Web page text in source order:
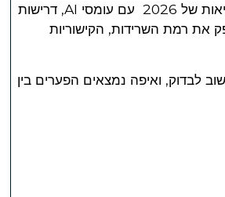
ארגונים רבים עדיין בוחנים ספקי ענן דרך פריזמה של עלות או גמישות בלבד, אך במציאות של 2026 עם עומסי AI, דרישות
את רמת השרידות, הקישוריות
לבדוק, ואיפה נמצאים הפערים בין